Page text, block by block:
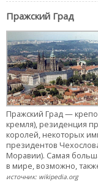
Пражский Град
Пражский Град —
кремля), резиденция
королей, некоторых
президентов
Моравии). Самая
в мире, возможно,
источник: wikipedia.org